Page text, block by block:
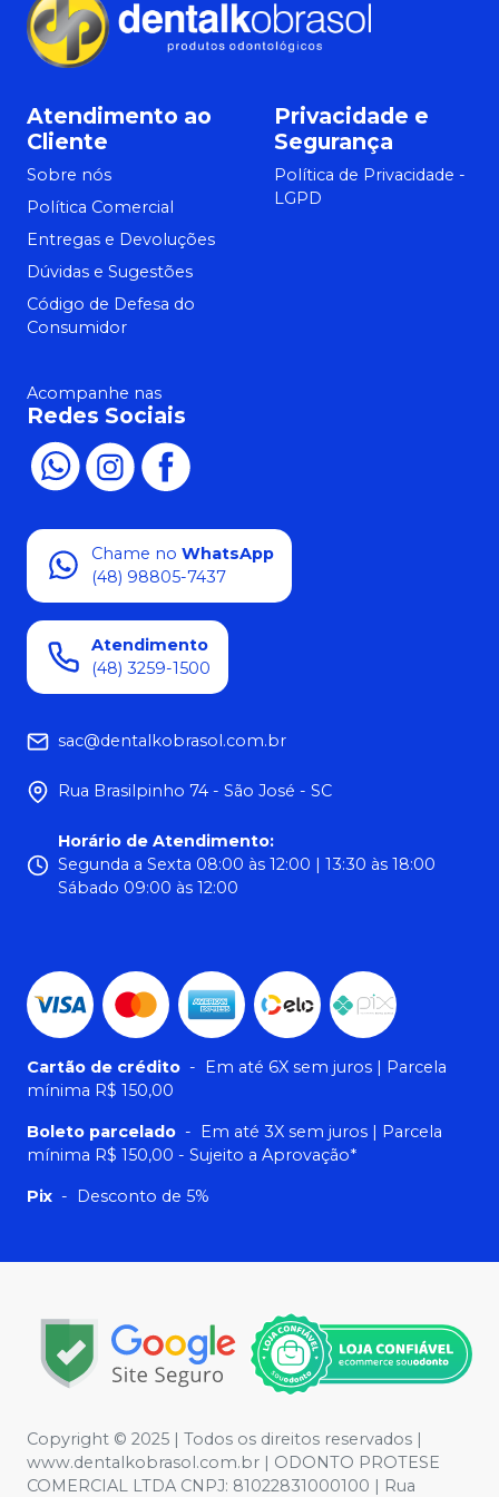
Atendimento ao
Cliente
Sobre nós
Política Comercial
Entregas e Devoluções
Dúvidas e Sugestões
Código de Defesa do
Consumidor
Privacidade e
Segurança
Política de Privacidade -
LGPD
Acompanhe nas
Redes Sociais
Chame no WhatsApp
(48) 98805-7437
Atendimento
(48) 3259-1500
sac@dentalkobrasol.com.br
Rua Brasilpinho 74 - São José - SC
Horário de Atendimento:
Segunda a Sexta 08:00 às 12:00 | 13:30 às 18:00
Sábado 09:00 às 12:00
Cartão de crédito - Em até 6X sem juros | Parcela
mínima R$ 150,00
Boleto parcelado - Em até 3X sem juros | Parcela
mínima R$ 150,00 - Sujeito a Aprovação*
Pix - Desconto de 5%
Copyright © 2025 | Todos os direitos reservados |
www.dentalkobrasol.com.br | ODONTO PROTESE
COMERCIAL LTDA CNPJ: 81022831000100 | Rua